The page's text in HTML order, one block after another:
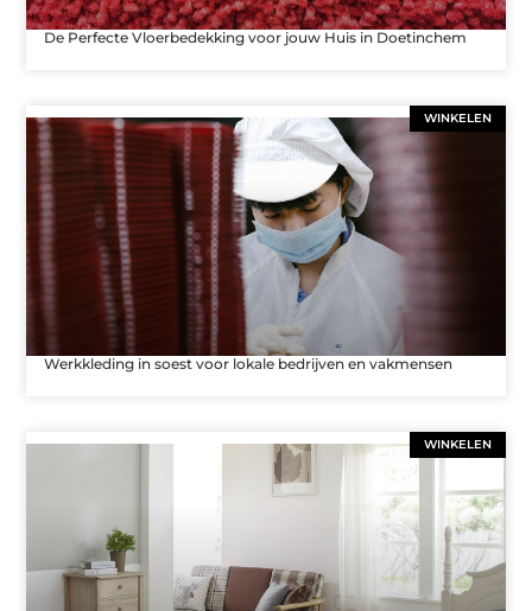
De Perfecte Vloerbedekking voor jouw Huis in Doetinchem
WINKELEN
Werkkleding in soest voor lokale bedrijven en vakmensen
WINKELEN